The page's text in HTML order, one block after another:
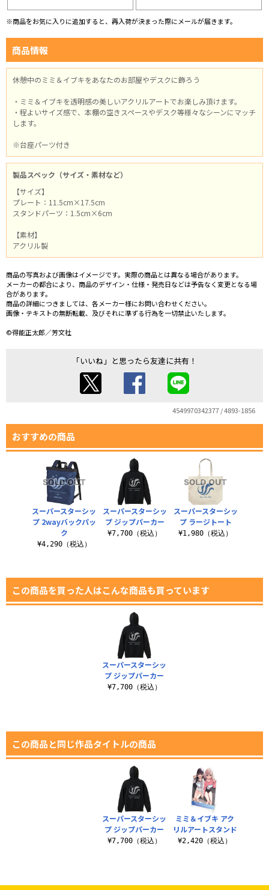
※商品をお気に入りに追加すると、再入荷が決まった際にメールが届きます。
商品情報
休憩中のミミ＆イブキをあなたのお部屋やデスクに飾ろう
・ミミ＆イブキを透明感の美しいアクリルアートでお楽しみ頂けます。
・程よいサイズ感で、本棚の空きスペースやデスク等様々なシーンにマッチ
します。
※台座パーツ付き
製品スペック（サイズ・素材など）
【サイズ】
プレート：11.5cm×17.5cm
スタンドパーツ：1.5cm×6cm
【素材】
アクリル製
商品の写真および画像はイメージです。実際の商品とは異なる場合があります。
メーカーの都合により、商品のデザイン・仕様・発売日などは予告なく変更となる場
合があります。
商品の詳細につきましては、各メーカー様にお問い合わせください。
画像・テキストの無断転載、及びそれに準ずる行為を一切禁止いたします。
©得能正太郎／芳文社
「いいね」と思ったら友達に共有！
4549970342377 / 4893-1856
おすすめの商品
スーパースターシッ
プ ジップパーカー
¥7,700（税込）
スーパースターシッ
プ ラージトート
¥1,980（税込）
スーパースターシッ
プ 2wayバックパッ
ク
¥4,290（税込）
この商品を買った人はこんな商品も買っています
スーパースターシッ
プ ジップパーカー
¥7,700（税込）
この商品と同じ作品タイトルの商品
スーパースターシッ
プ ジップパーカー
¥7,700（税込）
ミミ＆イブキ アク
リルアートスタンド
¥2,420（税込）